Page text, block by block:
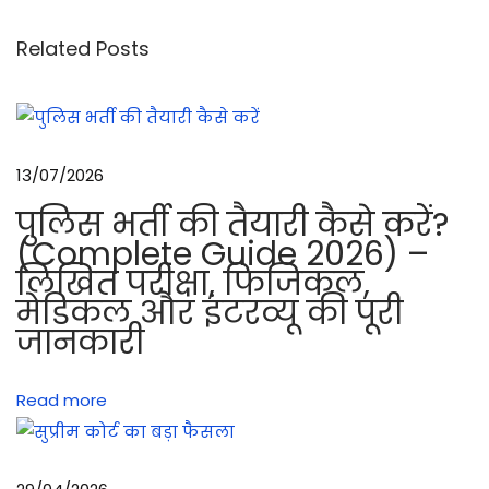
सा
ब
शा
स्त्र
औ
र
ब
ग
शा
स्त्र
Related Posts
13/07/2026
पुलिस भर्ती की तैयारी कैसे करें?
(Complete Guide 2026) –
लिखित परीक्षा, फिजिकल,
मेडिकल और इंटरव्यू की पूरी
जानकारी
Read more